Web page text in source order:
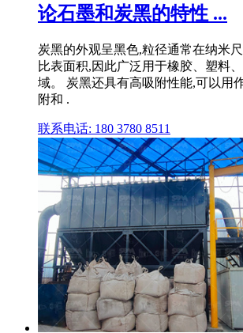
论石墨和炭黑的特性 ...
炭黑的外观呈黑色,粒径通常在纳米
比表面积,因此广泛用于橡胶、塑料
域。 炭黑还具有高吸附性能,可以用
附和 .
联系电话: 180 3780 8511